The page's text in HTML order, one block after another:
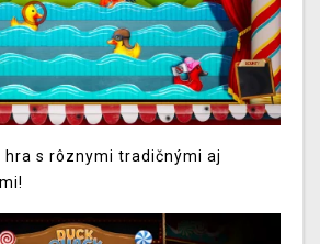
hra s rôznymi tradičnými aj